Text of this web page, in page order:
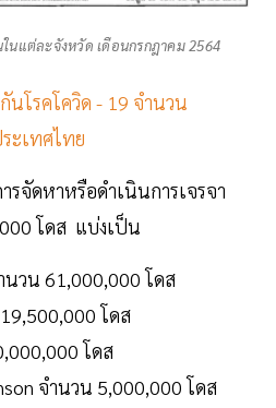
นแต่ละจังหวัด เดือนกรกฎาคม 2564
โรคโควิด - 19 จำนวน
ะเทศไทย
จัดหาหรือดำเนินการเจรจา
โดส แบ่งเป็น
วน 61,000,000 โดส
โดส
โดส
จำนวน 5,000,000 โดส